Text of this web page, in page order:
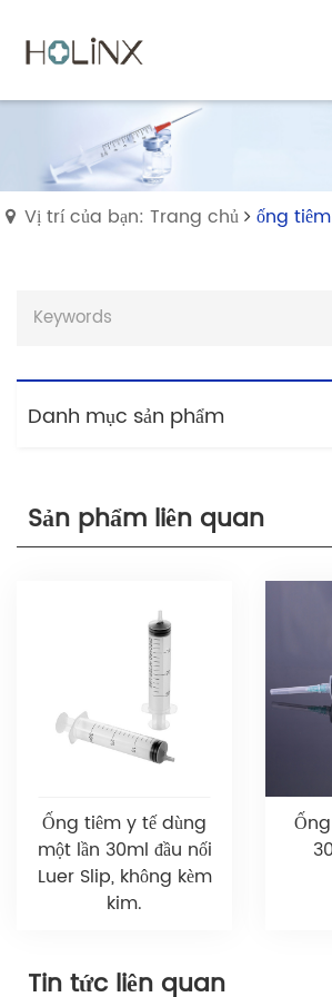
Vị trí của bạn: Trang chủ
ống
Danh mục sản phẩm
Sản phẩm liên quan
Ống tiêm y tế dùng
một lần 30ml đầu nối
Luer Slip, không kèm
kim.
Tin tức liên quan